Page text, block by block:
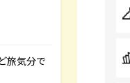
旅気分で